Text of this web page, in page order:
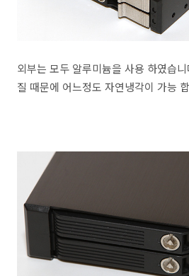
외부는 모두 알루미늄을 사용 하였습
질 때문에 어느정도 자연냉각이 가능